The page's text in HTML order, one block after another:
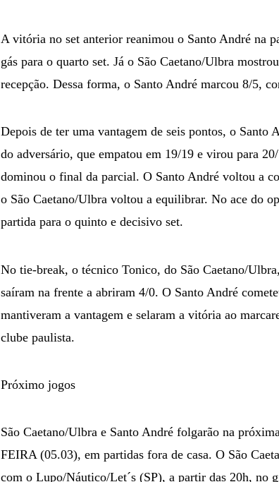
A vitória no set anterior reanimou o Santo André na
gás para o quarto set. Já o São Caetano/Ulbra
recepção. Dessa forma, o Santo André marcou 8/5,
Depois de ter uma vantagem de seis pontos, o
do adversário, que empatou em 19/19 e virou para
dominou o final da parcial. O Santo André voltou a
o São Caetano/Ulbra voltou a equilibrar. No ace do
partida para o quinto e decisivo set.
No tie-break, o técnico Tonico, do São Caetano/
saíram na frente a abriram 4/0. O Santo André
mantiveram a vantagem e selaram a vitória ao
clube paulista.
Próximo jogos
São Caetano/Ulbra e Santo André folgarão na
FEIRA (05.03), em partidas fora de casa. O São
com o Lupo/Náutico/Let´s (SP), a partir das 20h, no